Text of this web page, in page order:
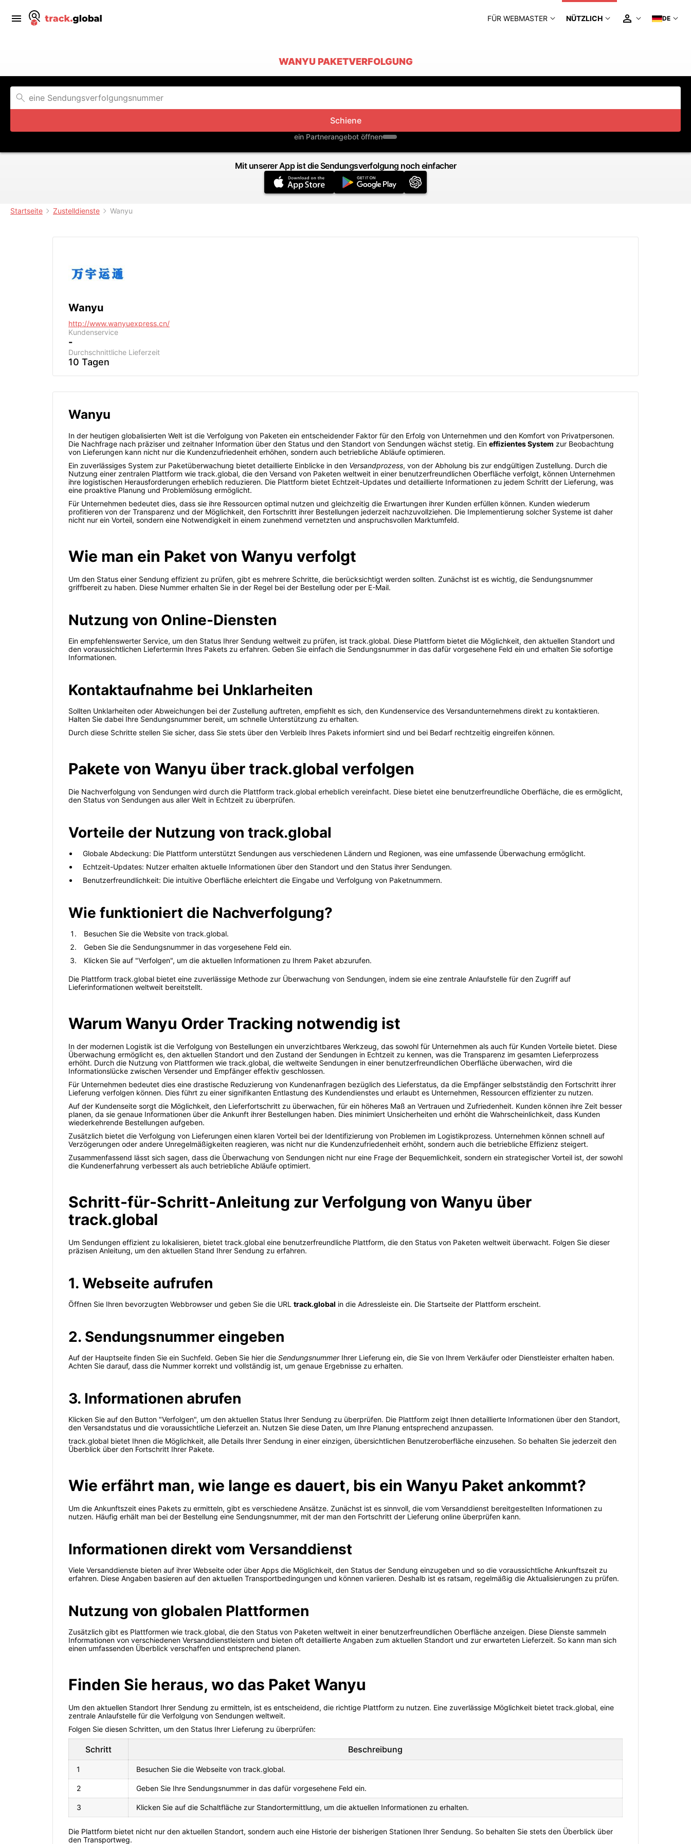
FÜR WEBMASTER NÜTZLICH DE
WANYU PAKETVERFOLGUNG
Schiene
ein Partnerangebot öffnen
Mit unserer App ist die Sendungsverfolgung noch einfacher
Startseite Zustelldienste Wanyu
Wanyu
http://www.wanyuexpress.cn/
Kundenservice
-
Durchschnittliche Lieferzeit
10 Tagen
Wanyu
In der heutigen globalisierten Welt ist die Verfolgung von Paketen ein entscheidender Faktor für den Erfolg von Unternehmen und den Komfort von Privatpersonen.
Die Nachfrage nach präziser und zeitnaher Information über den Status und den Standort von Sendungen wächst stetig. Ein effizientes System zur Beobachtung
von Lieferungen kann nicht nur die Kundenzufriedenheit erhöhen, sondern auch betriebliche Abläufe optimieren.
Ein zuverlässiges System zur Paketüberwachung bietet detaillierte Einblicke in den Versandprozess, von der Abholung bis zur endgültigen Zustellung. Durch die
Nutzung einer zentralen Plattform wie track.global, die den Versand von Paketen weltweit in einer benutzerfreundlichen Oberfläche verfolgt, können Unternehmen
ihre logistischen Herausforderungen erheblich reduzieren. Die Plattform bietet Echtzeit-Updates und detaillierte Informationen zu jedem Schritt der Lieferung, was
eine proaktive Planung und Problemlösung ermöglicht.
Für Unternehmen bedeutet dies, dass sie ihre Ressourcen optimal nutzen und gleichzeitig die Erwartungen ihrer Kunden erfüllen können. Kunden wiederum
profitieren von der Transparenz und der Möglichkeit, den Fortschritt ihrer Bestellungen jederzeit nachzuvollziehen. Die Implementierung solcher Systeme ist daher
nicht nur ein Vorteil, sondern eine Notwendigkeit in einem zunehmend vernetzten und anspruchsvollen Marktumfeld.
Wie man ein Paket von Wanyu verfolgt
Um den Status einer Sendung effizient zu prüfen, gibt es mehrere Schritte, die berücksichtigt werden sollten. Zunächst ist es wichtig, die Sendungsnummer
griffbereit zu haben. Diese Nummer erhalten Sie in der Regel bei der Bestellung oder per E-Mail.
Nutzung von Online-Diensten
Ein empfehlenswerter Service, um den Status Ihrer Sendung weltweit zu prüfen, ist track.global. Diese Plattform bietet die Möglichkeit, den aktuellen Standort und
den voraussichtlichen Liefertermin Ihres Pakets zu erfahren. Geben Sie einfach die Sendungsnummer in das dafür vorgesehene Feld ein und erhalten Sie sofortige
Informationen.
Kontaktaufnahme bei Unklarheiten
Sollten Unklarheiten oder Abweichungen bei der Zustellung auftreten, empfiehlt es sich, den Kundenservice des Versandunternehmens direkt zu kontaktieren.
Halten Sie dabei Ihre Sendungsnummer bereit, um schnelle Unterstützung zu erhalten.
Durch diese Schritte stellen Sie sicher, dass Sie stets über den Verbleib Ihres Pakets informiert sind und bei Bedarf rechtzeitig eingreifen können.
Pakete von Wanyu über track.global verfolgen
Die Nachverfolgung von Sendungen wird durch die Plattform track.global erheblich vereinfacht. Diese bietet eine benutzerfreundliche Oberfläche, die es ermöglicht,
den Status von Sendungen aus aller Welt in Echtzeit zu überprüfen.
Vorteile der Nutzung von track.global
Globale Abdeckung: Die Plattform unterstützt Sendungen aus verschiedenen Ländern und Regionen, was eine umfassende Überwachung ermöglicht.
Echtzeit-Updates: Nutzer erhalten aktuelle Informationen über den Standort und den Status ihrer Sendungen.
Benutzerfreundlichkeit: Die intuitive Oberfläche erleichtert die Eingabe und Verfolgung von Paketnummern.
Wie funktioniert die Nachverfolgung?
Besuchen Sie die Website von track.global.
Geben Sie die Sendungsnummer in das vorgesehene Feld ein.
Klicken Sie auf "Verfolgen", um die aktuellen Informationen zu Ihrem Paket abzurufen.
Die Plattform track.global bietet eine zuverlässige Methode zur Überwachung von Sendungen, indem sie eine zentrale Anlaufstelle für den Zugriff auf
Lieferinformationen weltweit bereitstellt.
Warum Wanyu Order Tracking notwendig ist
In der modernen Logistik ist die Verfolgung von Bestellungen ein unverzichtbares Werkzeug, das sowohl für Unternehmen als auch für Kunden Vorteile bietet. Diese
Überwachung ermöglicht es, den aktuellen Standort und den Zustand der Sendungen in Echtzeit zu kennen, was die Transparenz im gesamten Lieferprozess
erhöht. Durch die Nutzung von Plattformen wie track.global, die weltweite Sendungen in einer benutzerfreundlichen Oberfläche überwachen, wird die
Informationslücke zwischen Versender und Empfänger effektiv geschlossen.
Für Unternehmen bedeutet dies eine drastische Reduzierung von Kundenanfragen bezüglich des Lieferstatus, da die Empfänger selbstständig den Fortschritt ihrer
Lieferung verfolgen können. Dies führt zu einer signifikanten Entlastung des Kundendienstes und erlaubt es Unternehmen, Ressourcen effizienter zu nutzen.
Auf der Kundenseite sorgt die Möglichkeit, den Lieferfortschritt zu überwachen, für ein höheres Maß an Vertrauen und Zufriedenheit. Kunden können ihre Zeit besser
planen, da sie genaue Informationen über die Ankunft ihrer Bestellungen haben. Dies minimiert Unsicherheiten und erhöht die Wahrscheinlichkeit, dass Kunden
wiederkehrende Bestellungen aufgeben.
Zusätzlich bietet die Verfolgung von Lieferungen einen klaren Vorteil bei der Identifizierung von Problemen im Logistikprozess. Unternehmen können schnell auf
Verzögerungen oder andere Unregelmäßigkeiten reagieren, was nicht nur die Kundenzufriedenheit erhöht, sondern auch die betriebliche Effizienz steigert.
Zusammenfassend lässt sich sagen, dass die Überwachung von Sendungen nicht nur eine Frage der Bequemlichkeit, sondern ein strategischer Vorteil ist, der sowohl
die Kundenerfahrung verbessert als auch betriebliche Abläufe optimiert.
Schritt-für-Schritt-Anleitung zur Verfolgung von Wanyu über
track.global
Um Sendungen effizient zu lokalisieren, bietet track.global eine benutzerfreundliche Plattform, die den Status von Paketen weltweit überwacht. Folgen Sie dieser
präzisen Anleitung, um den aktuellen Stand Ihrer Sendung zu erfahren.
1. Webseite aufrufen
Öffnen Sie Ihren bevorzugten Webbrowser und geben Sie die URL track.global in die Adressleiste ein. Die Startseite der Plattform erscheint.
2. Sendungsnummer eingeben
Auf der Hauptseite finden Sie ein Suchfeld. Geben Sie hier die SendungsnummerIhrer Lieferung ein, die Sie von Ihrem Verkäufer oder Dienstleister erhalten haben.
Achten Sie darauf, dass die Nummer korrekt und vollständig ist, um genaue Ergebnisse zu erhalten.
3. Informationen abrufen
Klicken Sie auf den Button "Verfolgen", um den aktuellen Status Ihrer Sendung zu überprüfen. Die Plattform zeigt Ihnen detaillierte Informationen über den Standort,
den Versandstatus und die voraussichtliche Lieferzeit an. Nutzen Sie diese Daten, um Ihre Planung entsprechend anzupassen.
track.global bietet Ihnen die Möglichkeit, alle Details Ihrer Sendung in einer einzigen, übersichtlichen Benutzeroberfläche einzusehen. So behalten Sie jederzeit den
Überblick über den Fortschritt Ihrer Pakete.
Wie erfährt man, wie lange es dauert, bis ein Wanyu Paket ankommt?
Um die Ankunftszeit eines Pakets zu ermitteln, gibt es verschiedene Ansätze. Zunächst ist es sinnvoll, die vom Versanddienst bereitgestellten Informationen zu
nutzen. Häufig erhält man bei der Bestellung eine Sendungsnummer, mit der man den Fortschritt der Lieferung online überprüfen kann.
Informationen direkt vom Versanddienst
Viele Versanddienste bieten auf ihrer Webseite oder über Apps die Möglichkeit, den Status der Sendung einzugeben und so die voraussichtliche Ankunftszeit zu
erfahren. Diese Angaben basieren auf den aktuellen Transportbedingungen und können variieren. Deshalb ist es ratsam, regelmäßig die Aktualisierungen zu prüfen.
Nutzung von globalen Plattformen
Zusätzlich gibt es Plattformen wie track.global, die den Status von Paketen weltweit in einer benutzerfreundlichen Oberfläche anzeigen. Diese Dienste sammeln
Informationen von verschiedenen Versanddienstleistern und bieten oft detaillierte Angaben zum aktuellen Standort und zur erwarteten Lieferzeit. So kann man sich
einen umfassenden Überblick verschaffen und entsprechend planen.
Finden Sie heraus, wo das Paket Wanyu
Um den aktuellen Standort Ihrer Sendung zu ermitteln, ist es entscheidend, die richtige Plattform zu nutzen. Eine zuverlässige Möglichkeit bietet track.global, eine
zentrale Anlaufstelle für die Verfolgung von Sendungen weltweit.
Folgen Sie diesen Schritten, um den Status Ihrer Lieferung zu überprüfen:
Schritt Beschreibung
1 Besuchen Sie die Webseite von track.global.
2 Geben Sie Ihre Sendungsnummer in das dafür vorgesehene Feld ein.
3 Klicken Sie auf die Schaltfläche zur Standortermittlung, um die aktuellen Informationen zu erhalten.
Die Plattform bietet nicht nur den aktuellen Standort, sondern auch eine Historie der bisherigen Stationen Ihrer Sendung. So behalten Sie stets den Überblick über
den Transportweg.